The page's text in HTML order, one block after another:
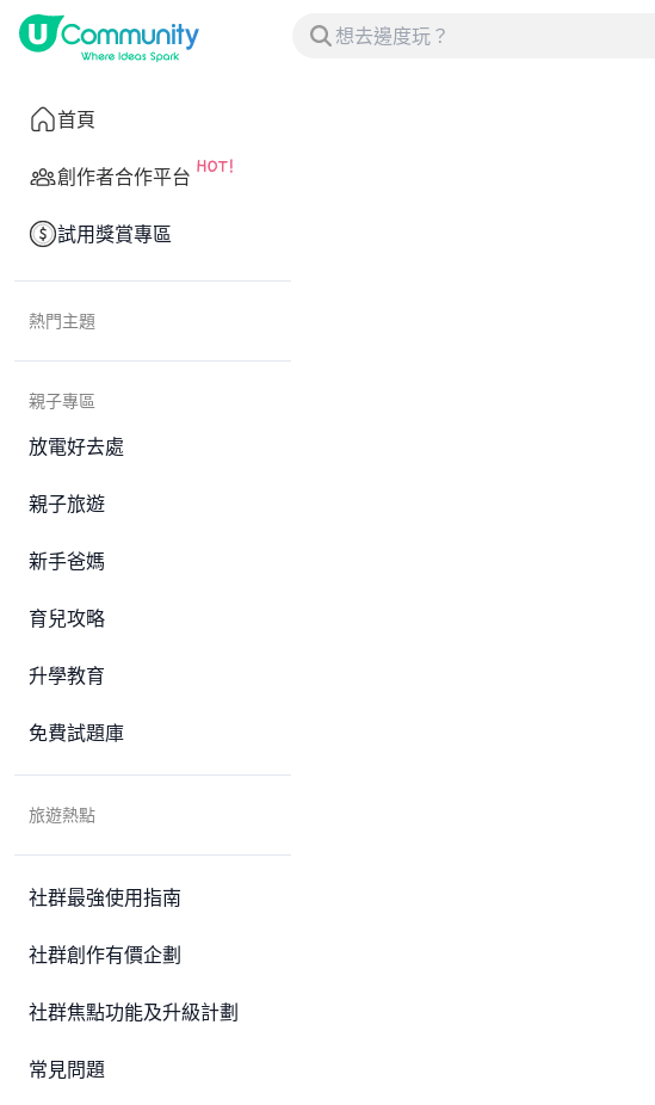
首頁
創作者合作平台
試用獎賞專區
熱門主題
親子專區
放電好去處
親子旅遊
新手爸媽
育兒攻略
升學教育
免費試題庫
旅遊熱點
社群最強使用指南
社群創作有價企劃
社群焦點功能及升級計劃
常見問題